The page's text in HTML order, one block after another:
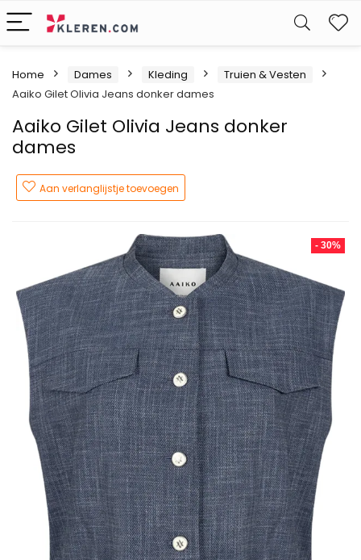
Home Dames Kleding
Truien & Vesten
Aaiko Gilet Olivia Jeans donker dames
Aaiko Gilet Olivia Jeans donker
dames
Aan verlanglijstje toevoegen
- 30%